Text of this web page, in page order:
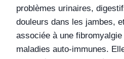
problèmes urinaires,
douleurs dans les jambes,
associée à une
maladies auto-immunes.